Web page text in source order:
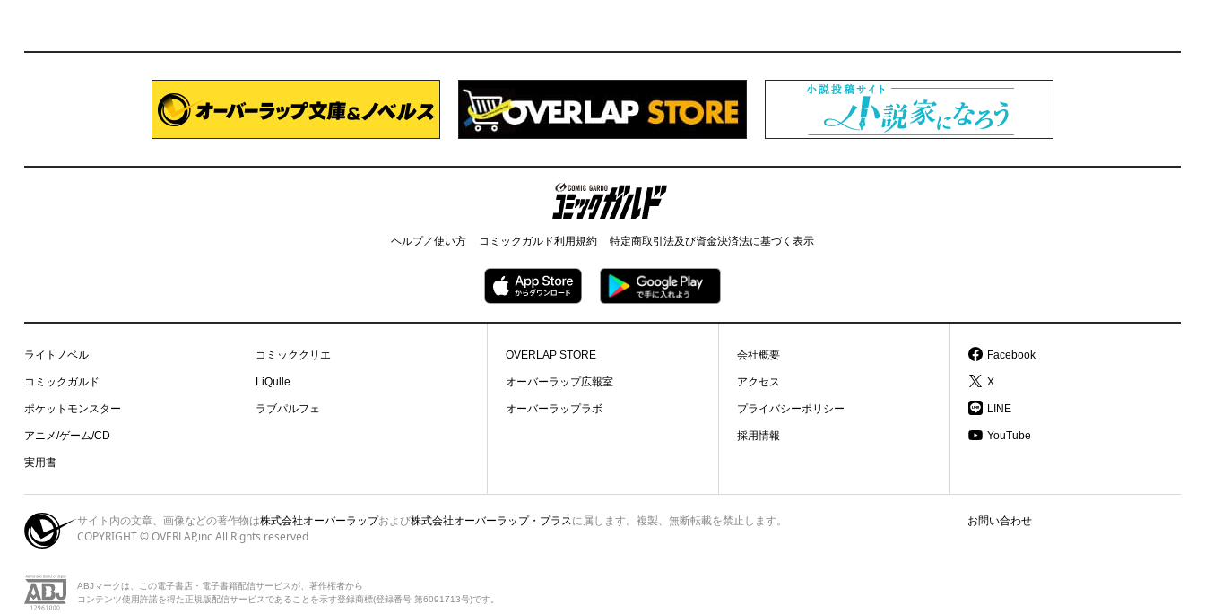
コミックガルド
ヘルプ／使い方 コミックガルド利用規約 特定商取引法及び資金決済法に基づく表示
ライトノベル
コミックガルド
ポケットモンスター
アニメ/ゲーム/CD
実用書
コミッククリエ
LiQulle
ラブパルフェ
OVERLAP STORE
オーバーラップ広報室
オーバーラップラボ
会社概要
アクセス
プライバシーポリシー
採用情報
Facebook
X
LINE
YouTube
お問い合わせ
サイト内の文章、画像などの著作物は株式会社オーバーラップおよび株式会社オーバーラップ・プラス に属します。複製、無断転載を禁止します。
COPYRIGHT © OVERLAP,inc All Rights reserved
ABJマークは、この電子書店・電子書籍配信サービスが、著作権者から
コンテンツ使用許諾を得た正規版配信サービスであることを示す登録商標(登録番号 第6091713号)です。